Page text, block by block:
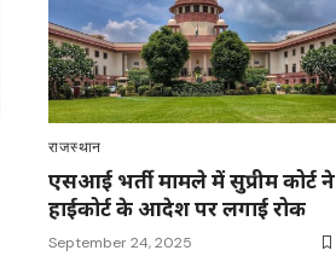
राजस्थान
एसआई भर्ती मामले में सुप्रीम कोर्ट ने
हाईकोर्ट के आदेश पर लगाई रोक
September 24, 2025